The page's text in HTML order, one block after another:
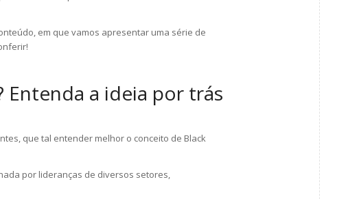
em que vamos apresentar uma série de
Entenda a ideia por trás
que tal entender melhor o conceito de Black
por lideranças de diversos setores,